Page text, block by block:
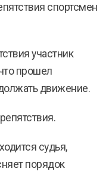
спортсмен
участник
прошел
движение.
судья,
порядок